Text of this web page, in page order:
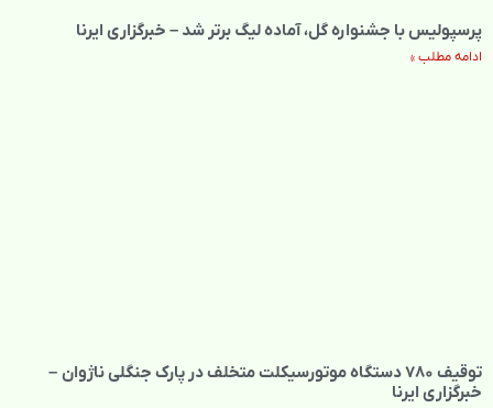
پرسپولیس با جشنواره گل، آماده لیگ برتر شد – خبرگزاری ایرنا
ادامه مطلب »
توقیف ۷۸۰ دستگاه موتورسیکلت متخلف در پارک جنگلی ناژوان –
خبرگزاری ایرنا